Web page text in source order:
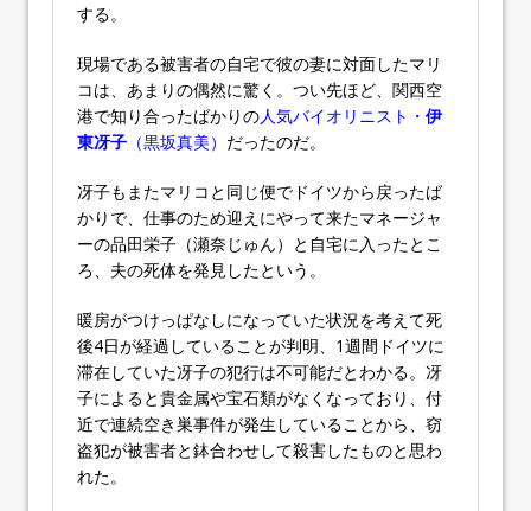
する。
現場である被害者の自宅で彼の妻に対面したマリ
コは、あまりの偶然に驚く。つい先ほど、関西空
港で知り合ったばかりの人気バイオリニスト・ 伊
東冴子 （黒坂真美） だったのだ。
冴子もまたマリコと同じ便でドイツから戻ったば
かりで、仕事のため迎えにやって来たマネージャ
ーの品田栄子（瀬奈じゅん）と自宅に入ったとこ
ろ、夫の死体を発見したという。
暖房がつけっぱなしになっていた状況を考えて死
後4日が経過していることが判明、1週間ドイツに
滞在していた冴子の犯行は不可能だとわかる。冴
子によると貴金属や宝石類がなくなっており、付
近で連続空き巣事件が発生していることから、窃
盗犯が被害者と鉢合わせして殺害したものと思わ
れた。